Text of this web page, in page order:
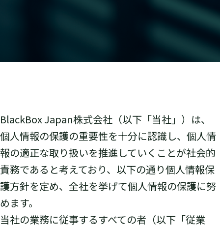
BlackBox Japan株式会社（以下「当社」）は、
個人情報の保護の重要性を十分に認識し、個人情
報の適正な取り扱いを推進していくことが社会的
責務であると考えており、以下の通り個人情報保
護方針を定め、全社を挙げて個人情報の保護に努
めます。
当社の業務に従事するすべての者（以下「従業